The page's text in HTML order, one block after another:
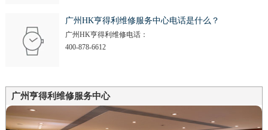
广州HK亨得利维修服务中心电话是什么？
广州HK亨得利维修电话：
400-878-6612
广州亨得利维修服务中心